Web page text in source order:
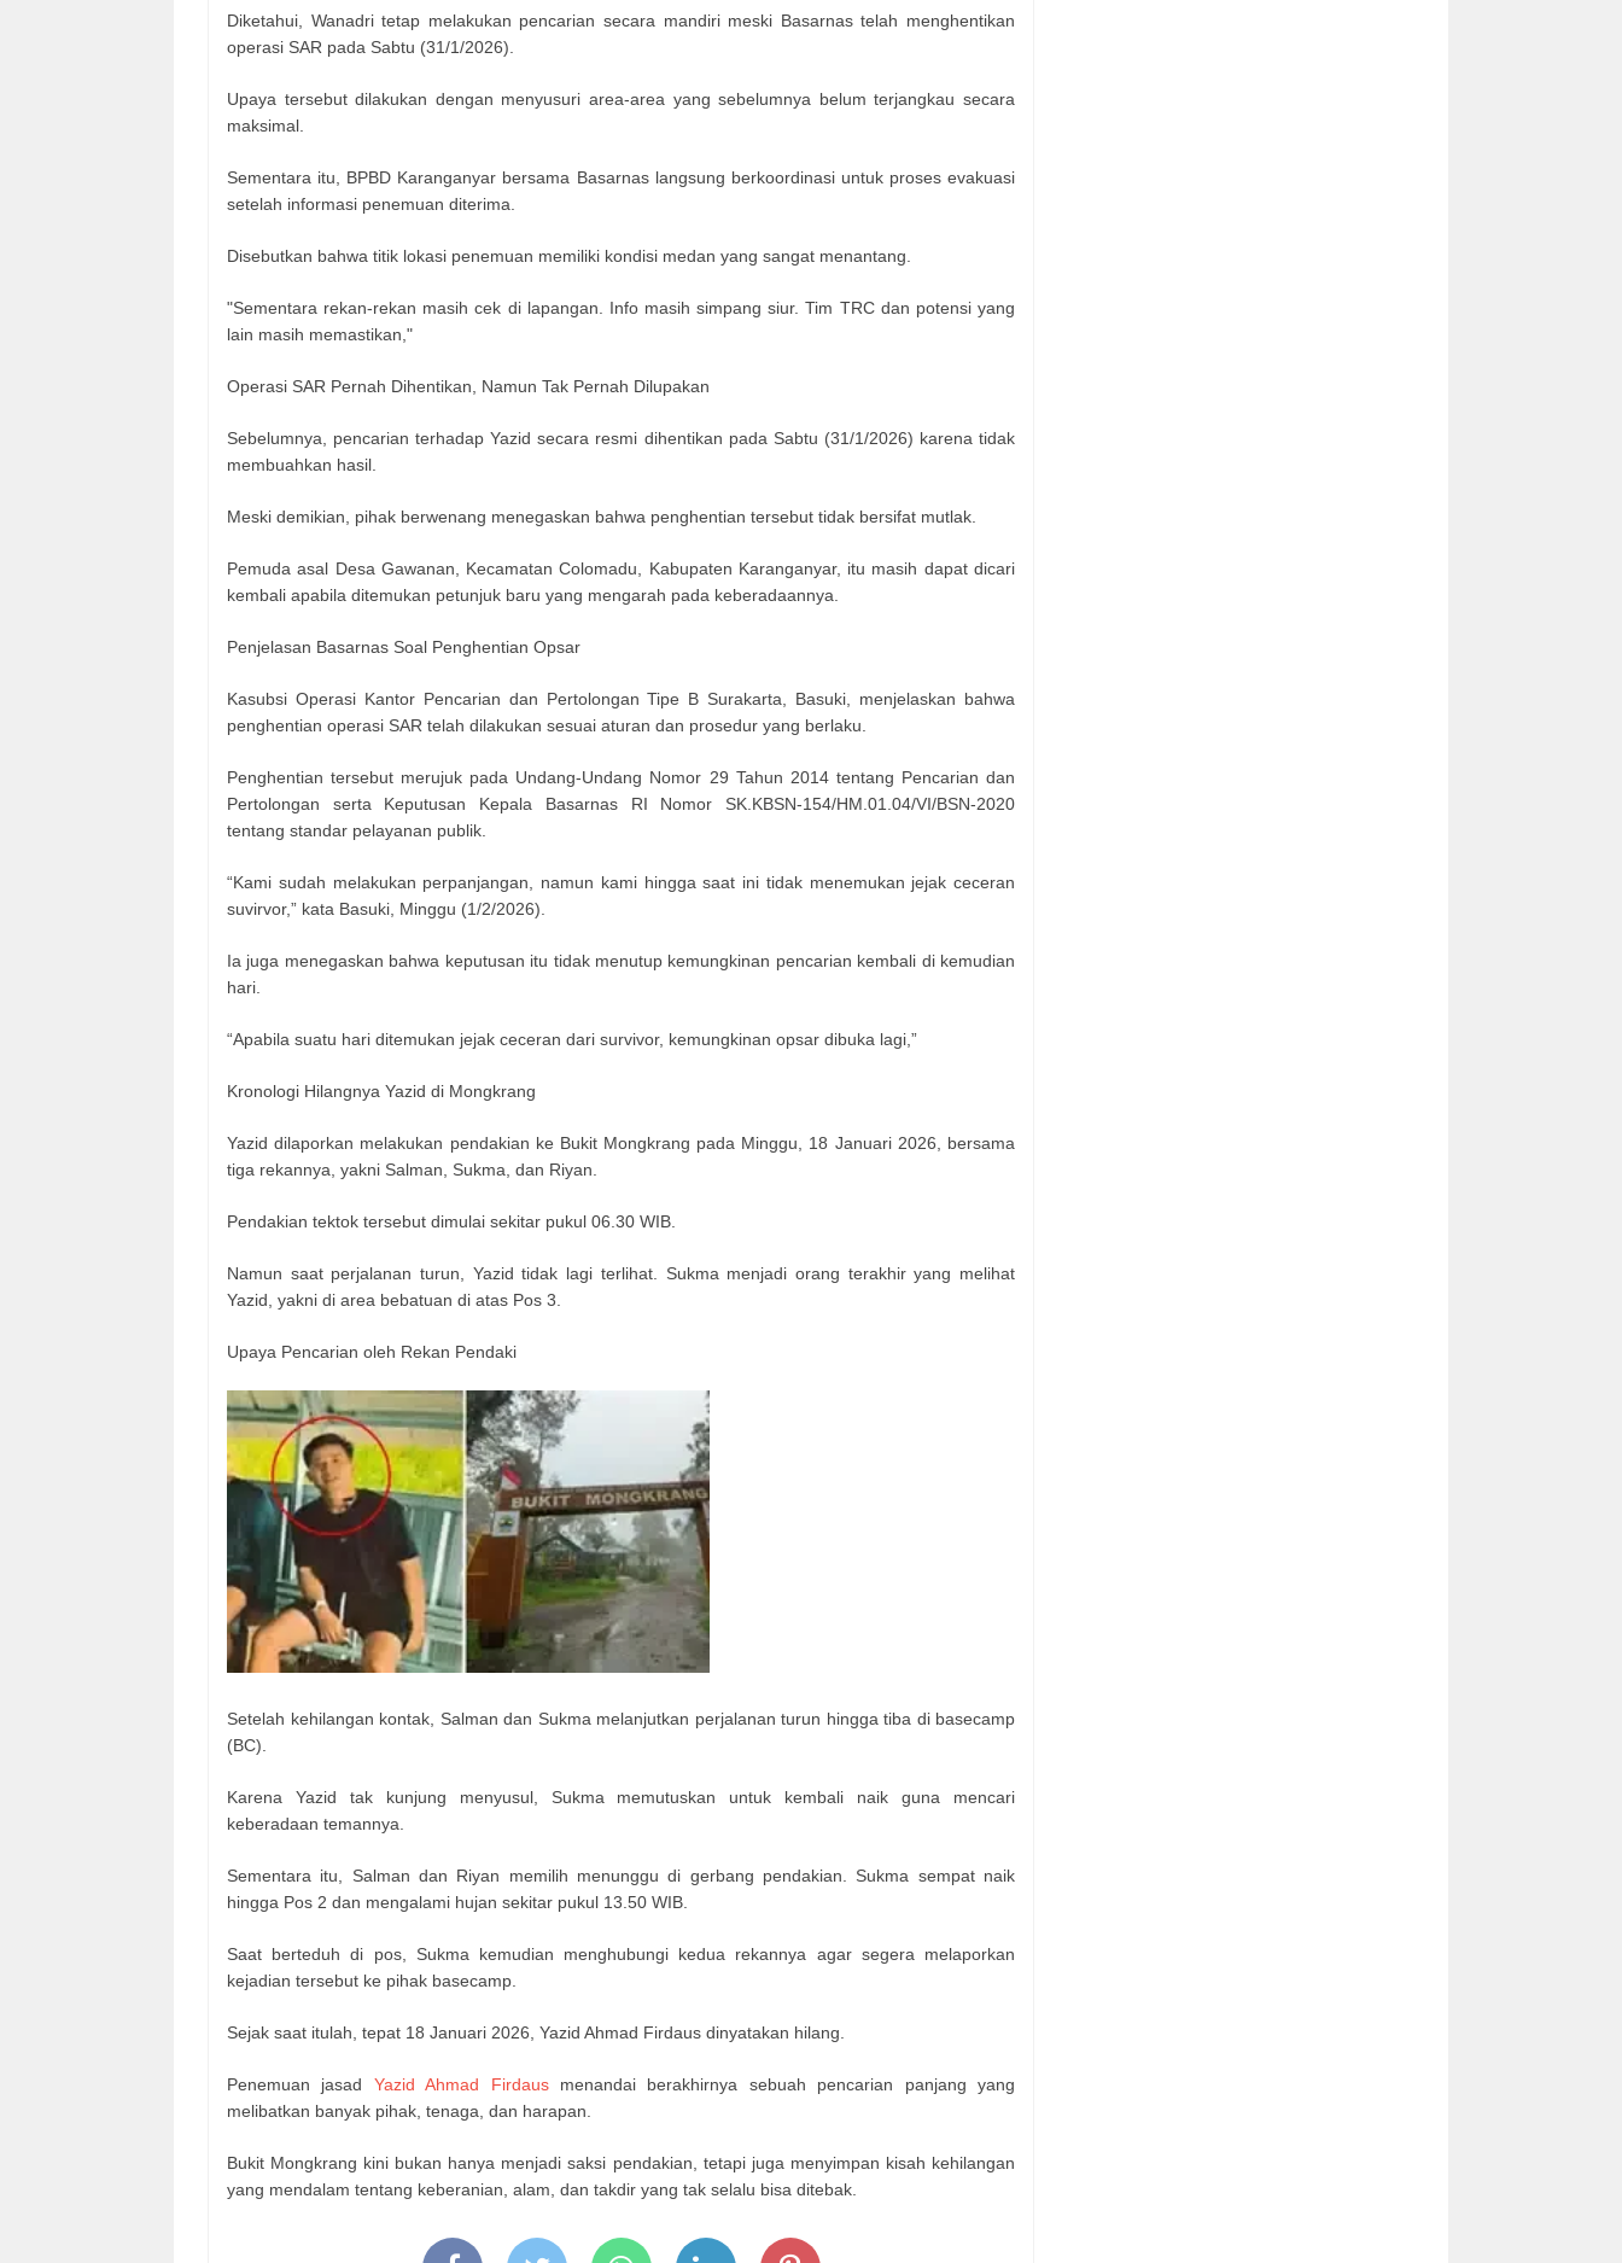
Diketahui, Wanadri tetap melakukan pencarian secara mandiri meski Basarnas telah menghentikan
operasi SAR pada Sabtu (31/1/2026).
Upaya tersebut dilakukan dengan menyusuri area-area yang sebelumnya belum terjangkau secara
maksimal.
Sementara itu, BPBD Karanganyar bersama Basarnas langsung berkoordinasi untuk proses evakuasi
setelah informasi penemuan diterima.
Disebutkan bahwa titik lokasi penemuan memiliki kondisi medan yang sangat menantang.
"Sementara rekan-rekan masih cek di lapangan. Info masih simpang siur. Tim TRC dan potensi yang
lain masih memastikan,"
Operasi SAR Pernah Dihentikan, Namun Tak Pernah Dilupakan
Sebelumnya, pencarian terhadap Yazid secara resmi dihentikan pada Sabtu (31/1/2026) karena tidak
membuahkan hasil.
Meski demikian, pihak berwenang menegaskan bahwa penghentian tersebut tidak bersifat mutlak.
Pemuda asal Desa Gawanan, Kecamatan Colomadu, Kabupaten Karanganyar, itu masih dapat dicari
kembali apabila ditemukan petunjuk baru yang mengarah pada keberadaannya.
Penjelasan Basarnas Soal Penghentian Opsar
Kasubsi Operasi Kantor Pencarian dan Pertolongan Tipe B Surakarta, Basuki, menjelaskan bahwa
penghentian operasi SAR telah dilakukan sesuai aturan dan prosedur yang berlaku.
Penghentian tersebut merujuk pada Undang-Undang Nomor 29 Tahun 2014 tentang Pencarian dan
Pertolongan serta Keputusan Kepala Basarnas RI Nomor SK.KBSN-154/HM.01.04/VI/BSN-2020
tentang standar pelayanan publik.
“Kami sudah melakukan perpanjangan, namun kami hingga saat ini tidak menemukan jejak ceceran
suvirvor,” kata Basuki, Minggu (1/2/2026).
Ia juga menegaskan bahwa keputusan itu tidak menutup kemungkinan pencarian kembali di kemudian
hari.
“Apabila suatu hari ditemukan jejak ceceran dari survivor, kemungkinan opsar dibuka lagi,”
Kronologi Hilangnya Yazid di Mongkrang
Yazid dilaporkan melakukan pendakian ke Bukit Mongkrang pada Minggu, 18 Januari 2026, bersama
tiga rekannya, yakni Salman, Sukma, dan Riyan.
Pendakian tektok tersebut dimulai sekitar pukul 06.30 WIB.
Namun saat perjalanan turun, Yazid tidak lagi terlihat. Sukma menjadi orang terakhir yang melihat
Yazid, yakni di area bebatuan di atas Pos 3.
Upaya Pencarian oleh Rekan Pendaki
Setelah kehilangan kontak, Salman dan Sukma melanjutkan perjalanan turun hingga tiba di basecamp
(BC).
Karena Yazid tak kunjung menyusul, Sukma memutuskan untuk kembali naik guna mencari
keberadaan temannya.
Sementara itu, Salman dan Riyan memilih menunggu di gerbang pendakian. Sukma sempat naik
hingga Pos 2 dan mengalami hujan sekitar pukul 13.50 WIB.
Saat berteduh di pos, Sukma kemudian menghubungi kedua rekannya agar segera melaporkan
kejadian tersebut ke pihak basecamp.
Sejak saat itulah, tepat 18 Januari 2026, Yazid Ahmad Firdaus dinyatakan hilang.
Penemuan jasad Yazid Ahmad Firdausmenandai berakhirnya sebuah pencarian panjang yang
melibatkan banyak pihak, tenaga, dan harapan.
Bukit Mongkrang kini bukan hanya menjadi saksi pendakian, tetapi juga menyimpan kisah kehilangan
yang mendalam tentang keberanian, alam, dan takdir yang tak selalu bisa ditebak.